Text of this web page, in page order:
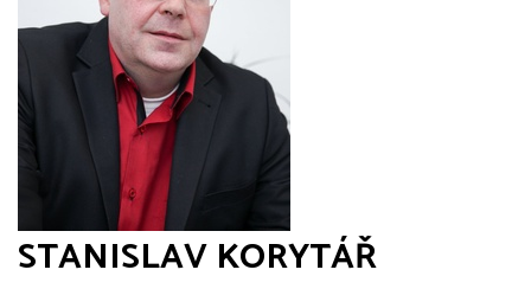
STANISLAV KORYTÁŘ